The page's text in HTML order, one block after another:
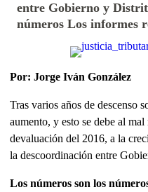
entre Gobierno y
números Los informes
Por: Jorge Iván González
Tras varios años de descenso
aumento, y esto se debe al
devaluación del 2016, a la
la descoordinación entre
Los números son los